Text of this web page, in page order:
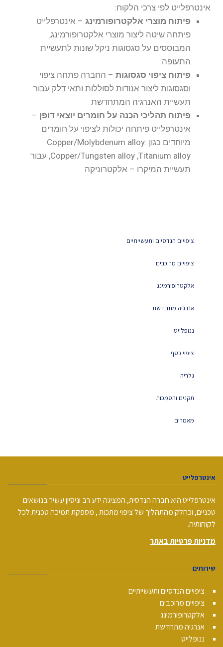
אינטרפלייט לפי צרכי הלקוח:
פיתוח מוצרי אלקטרופורמינג – אינטרפלייט
פיתחה שיטה ליצור מוצרי אלקטרופורמינג,
המבוססים על סגסוגות ניקל שונות לתעשיית
התעופה
פיתוח ציפוי סגסוגות – החברה פתחה ציפוי
וסגסוגות ליצור אנודות לסוללות ותאי דלק עבור
תעשיית האנרגיה המתחדשת
פיתוח תהליכי הכנה על חומרים יוצאי דופן –
אינטרפלייט פיתחה יכולות לציפוי על חומרים
מיוחדים כגון :Copper/Molybdenum alloy
,Copper/Tungsten alloy ,Titanium alloy עבור
תעשיית המיקרו – אלקטרוניקה
ציפויים הנדסיים ותעשייתיים
ציפויים מרוכבים
אלקטרופורמינג
אנרגיה מתחדשת
ננופלייט
ציפוי כסף
גלריה
תקנים והסמכות
מאמרים
אינטרפלייט
אינטרפלייט היא חברה הנדסית, המציגה ידע רב וניסיון עשיר בנושאים
טכניים, וכחלק מהתהליך של ציפוי מתכות , מספקת תמיכה טכנית לכל
לקוחותיה.
מדניות פרטיות באתר
שירותים
ציפויים הנדסיים ותעשייתיים
ציפויים מרוכבים
אלקטרופורמינג
אנרגיה מתחדשת
ננופלייט